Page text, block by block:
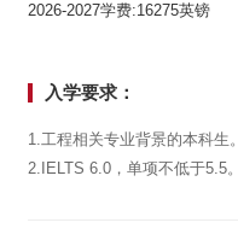
2026-2027学费:16275英镑
入学要求：
1.工程相关专业背景的本科生。
2.IELTS 6.0，单项不低于5.5。